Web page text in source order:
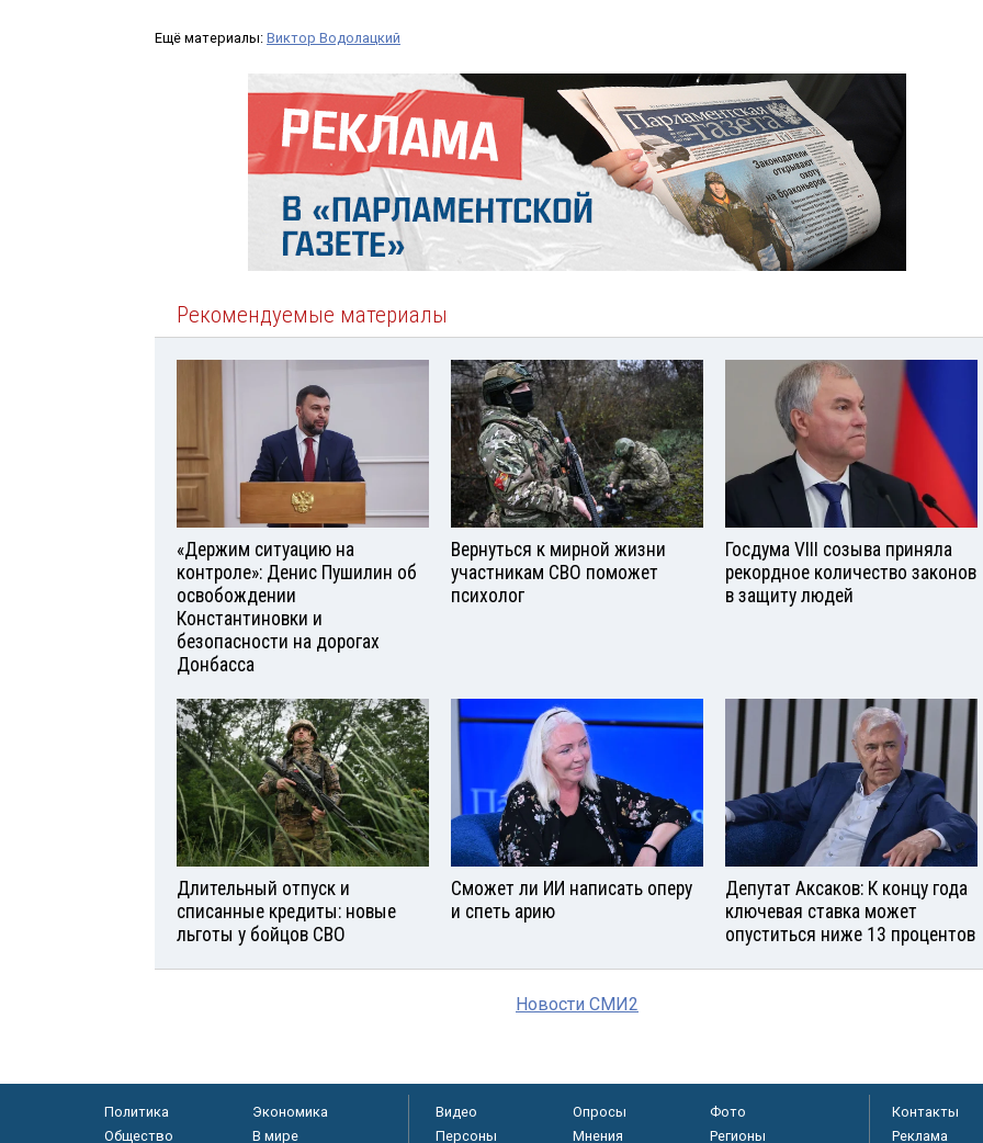
Ещё материалы: Виктор Водолацкий
Рекомендуемые материалы
«Держим ситуацию на
контроле»: Денис Пушилин об
освобождении
Константиновки и
безопасности на дорогах
Донбасса
Вернуться к мирной жизни
участникам СВО поможет
психолог
Госдума VIII созыва приняла
рекордное количество законов
в защиту людей
Длительный отпуск и
списанные кредиты: новые
льготы у бойцов СВО
Сможет ли ИИ написать оперу
и спеть арию
Депутат Аксаков: К концу года
ключевая ставка может
опуститься ниже 13 процентов
Новости СМИ2
Политика
Экономика
Общество
В мире
Видео Опросы
Фото
Персоны
Мнения Регионы
Контакты
Реклама